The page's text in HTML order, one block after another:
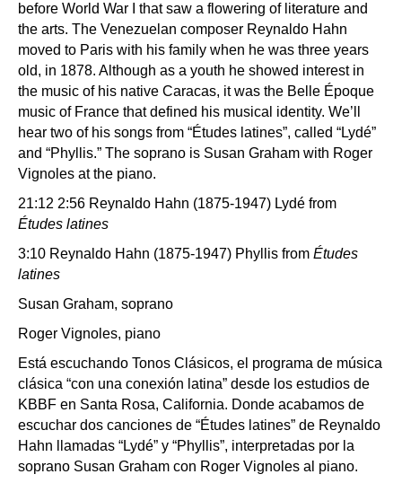
before World War I that saw a flowering of literature and
the arts. The Venezuelan composer Reynaldo Hahn
moved to Paris with his family when he was three years
old, in 1878. Although as a youth he showed interest in
the music of his native Caracas, it was the Belle Époque
music of France that defined his musical identity. We’ll
hear two of his songs from “Études latines”, called “Lydé”
and “Phyllis.” The soprano is Susan Graham with Roger
Vignoles at the piano.
21:12 2:56 Reynaldo Hahn (1875-1947) Lydé from
Études latines
3:10 Reynaldo Hahn (1875-1947) Phyllis from Études
latines
Susan Graham, soprano
Roger Vignoles, piano
Está escuchando Tonos Clásicos, el programa de música
clásica “con una conexión latina” desde los estudios de
KBBF en Santa Rosa, California. Donde acabamos de
escuchar dos canciones de “Études latines” de Reynaldo
Hahn llamadas “Lydé” y “Phyllis”, interpretadas por la
soprano Susan Graham con Roger Vignoles al piano.